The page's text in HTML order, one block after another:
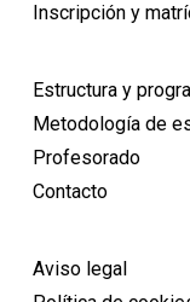
Inscripción y
Estructura y
Metodología de
Profesorado
Contacto
Aviso legal